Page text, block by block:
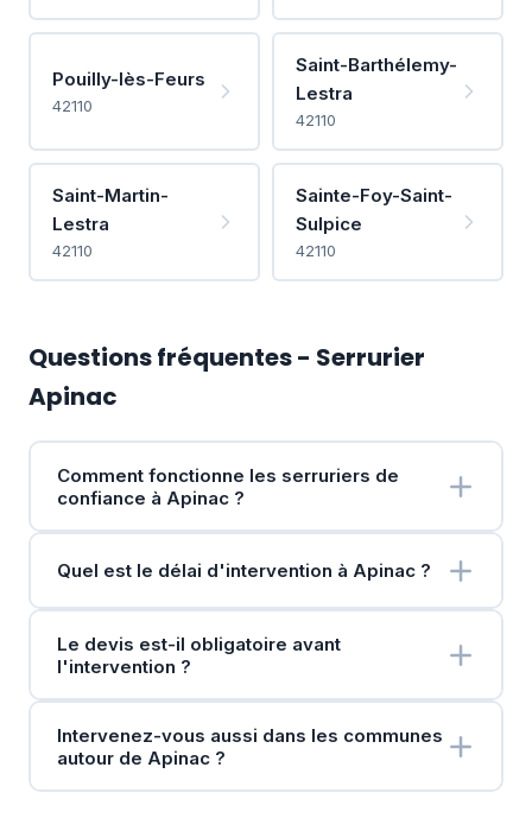
Pouilly-lès-Feurs
42110
Saint-Barthélemy-
Lestra
42110
Saint-Martin-
Lestra
42110
Sainte-Foy-Saint-
Sulpice
42110
Questions fréquentes - Serrurier
Apinac
Comment fonctionne les serruriers de
confiance à Apinac ?
Quel est le délai d'intervention à Apinac ?
Le devis est-il obligatoire avant
l'intervention ?
Intervenez-vous aussi dans les communes
autour de Apinac ?